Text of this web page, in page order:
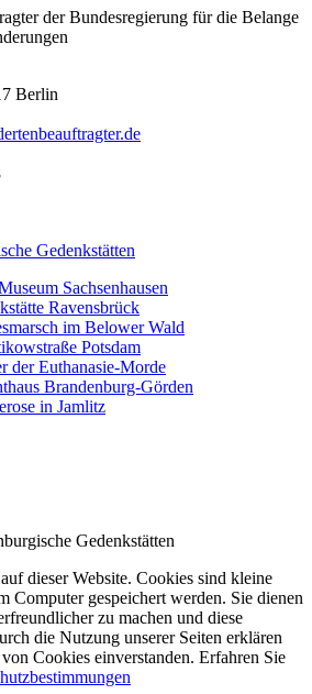
der Bundesregierung für die Belange
Berlin
Sachsenhausen
Ravensbrück
im Belower Wald
Potsdam
der Euthanasie-Morde
Brandenburg-Görden
in Jamlitz
Gedenkstätten
dieser Website. Cookies sind kleine
Computer gespeichert werden. Sie dienen
zu machen und diese
die Nutzung unserer Seiten erklären
Cookies einverstanden. Erfahren Sie